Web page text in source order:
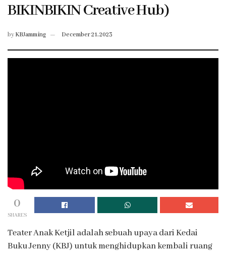
BIKINBIKIN Creative Hub)
by KBJamming December 21, 2023
0
SHARES
Teater Anak Ketjil adalah sebuah upaya dari Kedai
Buku Jenny (KBJ) untuk menghidupkan kembali ruang